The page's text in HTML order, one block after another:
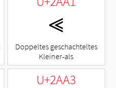
⪡
Doppeltes geschachteltes
Kleiner-als
U+2AA3